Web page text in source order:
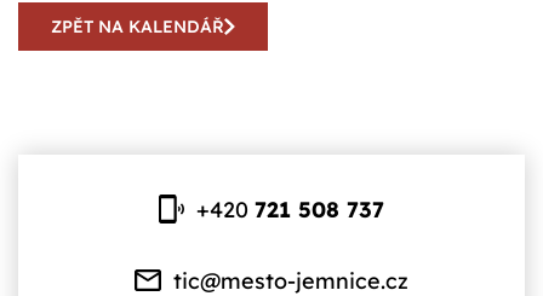
ZPĚT NA KALENDÁŘ
+420721 508 737
tic@mesto-jemnice.cz